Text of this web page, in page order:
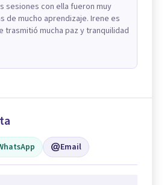
sesiones con ella fueron muy
de mucho aprendizaje. Irene es
trasmitió mucha paz y tranquilidad
Email